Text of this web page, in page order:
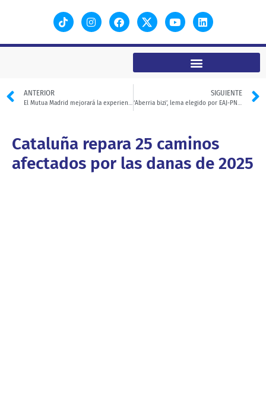
ANTERIOR
El Mutua Madrid mejorará la experiencia de personas con autismo
SIGUIENTE
‘Aberria bizi’, lema elegido por EAJ-PNV para celebrar el Aberri Eguna
Cataluña repara 25 caminos
afectados por las danas de 2025